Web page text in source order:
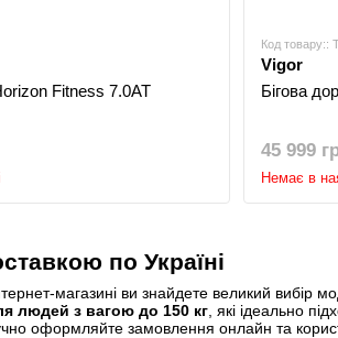
по Україні
магазині ви знайдете великий вибір
людей з вагою до 150 кг , які ідеально
оформляйте замовлення онлайн та
Fitness 7.0АТ
Код товару::
Vigor
Бігова
45 999
Немає в